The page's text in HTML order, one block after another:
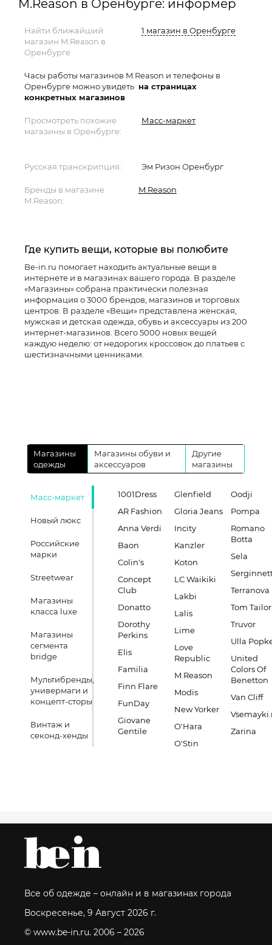
M.Reason в Оренбурге: информер
Найти ближайший
магазин M.Reason в
Оренбурге
1 магазин в Оренбурге
Часы работы магазинов M.Reason и телефоны в
Оренбурге можно увидеть на страницах
конкретных магазинов
Просмотреть похожие
магазины в Оренбурге:
Масс-маркет
Русская транскрипция: Эм Ризон Оренбург
Бренды в магазине
M.Reason:
M.Reason
Где купить вещи, которые вы полюбите
Be-in.ru помогает находить актуальные вещи в
интернете и в магазинах вашего города. В разделе
«Магазины» собрана практически полезная
информация о 3000 брендов, магазинов и торговых
центров. В разделе «Вещи» представлена женская,
мужская и детская одежда, обувь и аксессуары из 200
интернет-магазинов. Всего 5000 новых вещей
каждую неделю: от недорогих кроссовок до платьев с
шестизначными ценниками.
Магазины
одежды
Магазины обуви и
аксессуаров
Другие
магазины
Масс-маркет
Новый люкс
Российские
марки
Streetwear
Магазины
класса luxe
Магазины
сегмента
bridge
Мультибренды,
универмаги и
концепт-сторы
Винтаж и
секонд-хенды
1001Dress
AR Fashion
Anna Verdi
Baon
Colin's
Concept
Club
Donatto
Dorothy
Perkins
Elis
Familia
Finn Flare
FunDay
Giovane
Gentile
Glenfield
Gloria Jeans
Incity
Kanzler
Koton
LC Waikiki
Lakbi
Lalis
Lime
Love
Republic
M.Reason
Modis
New Yorker
O'Hara
O'Stin
Oodji
Pompa
Romano
Botta
Sela
Terranova
Tom Tailor
Truvor
Ulla
United
Colors Of
Benetton
Van Cliff
Zarina
Все об одежде – онлайн и в магазинах города
Воскресенье, 9 Август 2026 г.
© www.be-in.ru. 2006 – 2026